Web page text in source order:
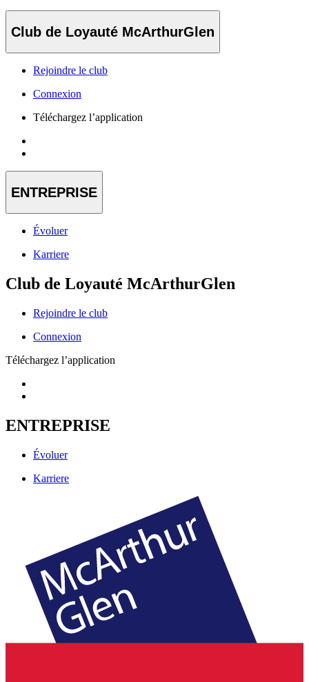
Club de Loyauté McArthurGlen
Rejoindre le club
Connexion
Téléchargez l’application
ENTREPRISE
Évoluer
Karriere
Club de Loyauté McArthurGlen
Rejoindre le club
Connexion
Téléchargez l’application
ENTREPRISE
Évoluer
Karriere